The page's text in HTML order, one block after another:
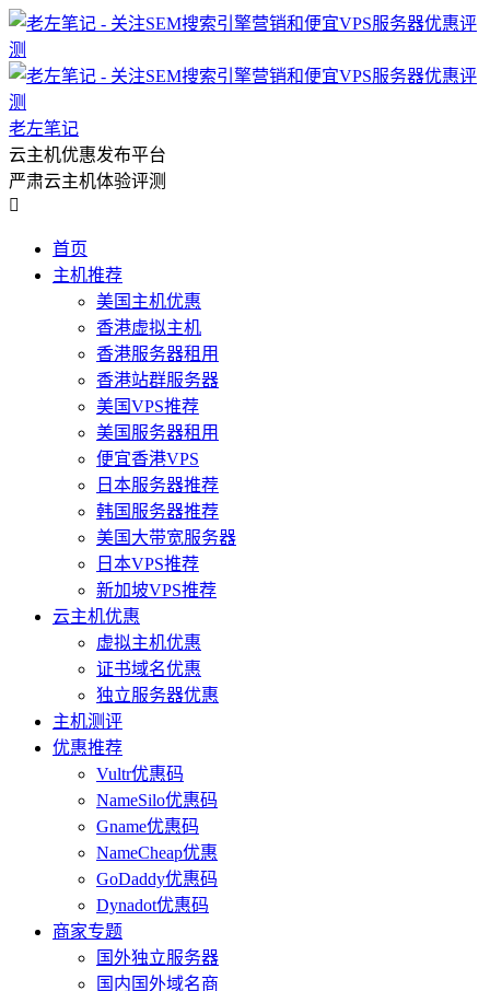
老左笔记
云主机优惠发布平台
严肃云主机体验评测

首页
主机推荐
美国主机优惠
香港虚拟主机
香港服务器租用
香港站群服务器
美国VPS推荐
美国服务器租用
便宜香港VPS
日本服务器推荐
韩国服务器推荐
美国大带宽服务器
日本VPS推荐
新加坡VPS推荐
云主机优惠
虚拟主机优惠
证书域名优惠
独立服务器优惠
主机测评
优惠推荐
Vultr优惠码
NameSilo优惠码
Gname优惠码
NameCheap优惠
GoDaddy优惠码
Dynadot优惠码
商家专题
国外独立服务器
国内国外域名商